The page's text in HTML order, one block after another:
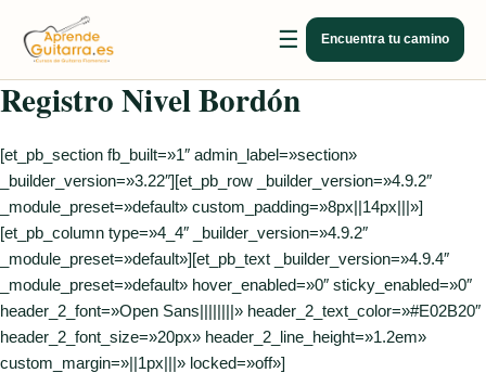
contenido
Abrir
navegación
☰ Encuentra tu camino
Registro Nivel Bordón
[et_pb_section fb_built=»1″ admin_label=»section»
_builder_version=»3.22″][et_pb_row _builder_version=»4.9.2″
_module_preset=»default» custom_padding=»8px||14px|||»]
[et_pb_column type=»4_4″ _builder_version=»4.9.2″
_module_preset=»default»][et_pb_text _builder_version=»4.9.4″
_module_preset=»default» hover_enabled=»0″ sticky_enabled=»0″
header_2_font=»Open Sans||||||||» header_2_text_color=»#E02B20″
header_2_font_size=»20px» header_2_line_height=»1.2em»
custom_margin=»||1px|||» locked=»off»]